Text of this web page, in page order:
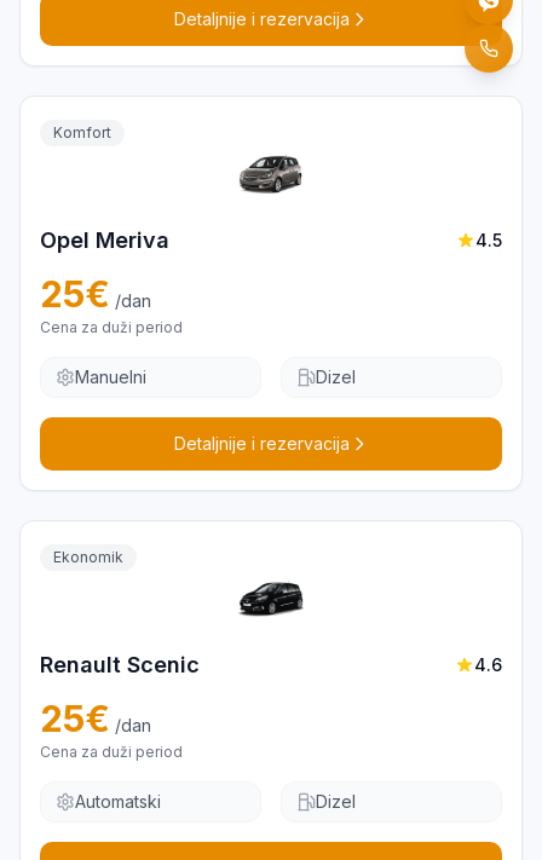
Detaljnije i rezervacija
Komfort
Opel Meriva 4.5
25€ /dan
Cena za duži period
Manuelni Dizel
Detaljnije i rezervacija
Ekonomik
Renault Scenic 4.6
25€ /dan
Cena za duži period
Automatski Dizel